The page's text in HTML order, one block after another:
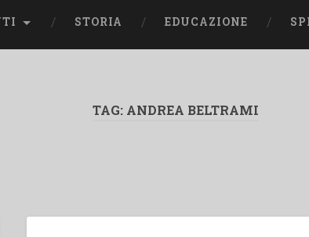
STORIA EDUCAZIONE
TAG: ANDREA BELTRAMI